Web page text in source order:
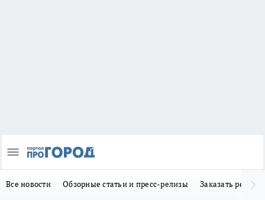
Все новости Обзорные статьи и пресс-релизы Заказать